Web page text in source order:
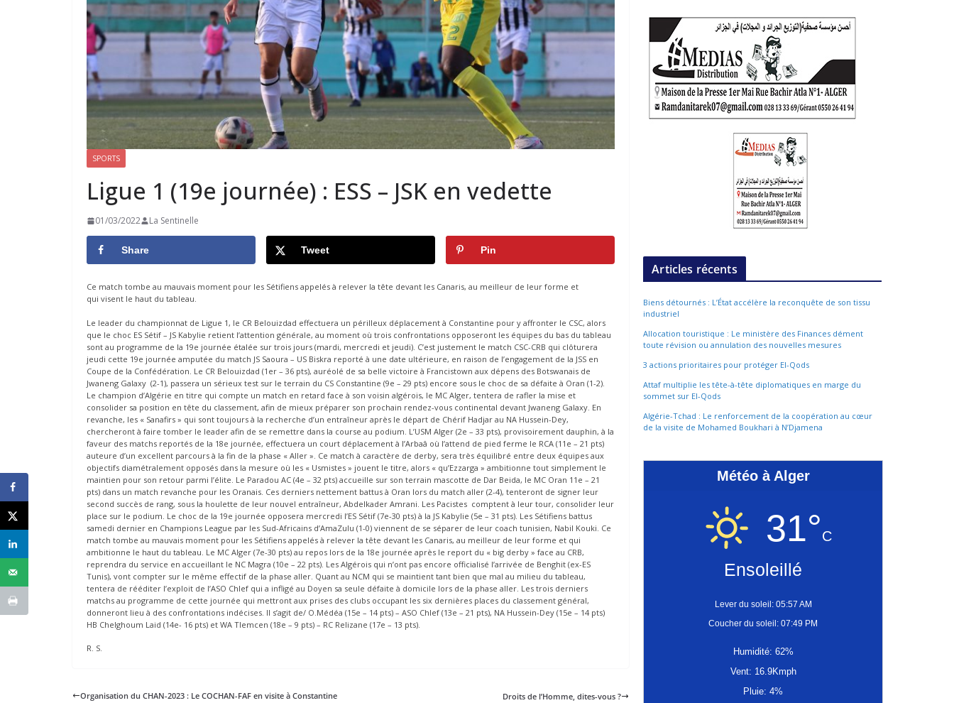
SPORTS
Ligue 1 (19e journée) : ESS – JSK en vedette
01/03/2022 La Sentinelle
Share Tweet Pin
Ce match tombe au mauvais moment pour les Sétifiens appelés à relever la tête devant les Canaris, au meilleur de leur forme et
qui visent le haut du tableau.
Le leader du championnat de Ligue 1, le CR Belouizdad effectuera un périlleux déplacement à Constantine pour y affronter le CSC, alors
que le choc ES Sétif – JS Kabylie retient l’attention générale, au moment où trois confrontations opposeront les équipes du bas du tableau
sont au programme de la 19e journée étalée sur trois jours (mardi, mercredi et jeudi). C’est justement le match CSC-CRB qui clôturera
jeudi cette 19e journée amputée du match JS Saoura – US Biskra reporté à une date ultérieure, en raison de l’engagement de la JSS en
Coupe de la Confédération. Le CR Belouizdad (1er – 36 pts), auréolé de sa belle victoire à Francistown aux dépens des Botswanais de
Jwaneng Galaxy (2-1), passera un sérieux test sur le terrain du CS Constantine (9e – 29 pts) encore sous le choc de sa défaite à Oran (1-2).
Le champion d’Algérie en titre qui compte un match en retard face à son voisin algérois, le MC Alger, tentera de rafler la mise et
consolider sa position en tête du classement, afin de mieux préparer son prochain rendez-vous continental devant Jwaneng Galaxy. En
revanche, les « Sanafirs » qui sont toujours à la recherche d’un entraîneur après le départ de Chérif Hadjar au NA Hussein-Dey,
chercheront à faire tomber le leader afin de se remettre dans la course au podium. L’USM Alger (2e – 33 pts), provisoirement dauphin, à la
faveur des matchs reportés de la 18e journée, effectuera un court déplacement à l’Arbaâ où l’attend de pied ferme le RCA (11e – 21 pts)
auteure d’un excellent parcours à la fin de la phase « Aller ». Ce match à caractère de derby, sera très équilibré entre deux équipes aux
objectifs diamétralement opposés dans la mesure où les « Usmistes » jouent le titre, alors « qu’Ezzarga » ambitionne tout simplement le
maintien pour son retour parmi l’élite. Le Paradou AC (4e – 32 pts) accueille sur son terrain mascotte de Dar Beida, le MC Oran 11e – 21
pts) dans un match revanche pour les Oranais. Ces derniers nettement battus à Oran lors du match aller (2-4), tenteront de signer leur
second succès de rang, sous la houlette de leur nouvel entraîneur, Abdelkader Amrani. Les Pacistes comptent à leur tour, consolider leur
place sur le podium. Le choc de la 19e journée opposera mercredi l’ES Sétif (7e-30 pts) à la JS Kabylie (5e – 31 pts). Les Sétifiens battus
samedi dernier en Champions League par les Sud-Africains d’AmaZulu (1-0) viennent de se séparer de leur coach tunisien, Nabil Kouki. Ce
match tombe au mauvais moment pour les Sétifiens appelés à relever la tête devant les Canaris, au meilleur de leur forme et qui
ambitionne le haut du tableau. Le MC Alger (7e-30 pts) au repos lors de la 18e journée après le report du « big derby » face au CRB,
reprendra du service en accueillant le NC Magra (10e – 22 pts). Les Algérois qui n’ont pas encore officialisé l’arrivée de Benghit (ex-ES
Tunis), vont compter sur le même effectif de la phase aller. Quant au NCM qui se maintient tant bien que mal au milieu du tableau,
tentera de rééditer l’exploit de l’ASO Chlef qui a infligé au Doyen sa seule défaite à domicile lors de la phase aller. Les trois derniers
matchs au programme de cette journée qui mettront aux prises des clubs occupant les six dernières places du classement général,
donneront lieu à des confrontations indécises. Il s’agit de/ O.Médéa (15e – 14 pts) – ASO Chlef (13e – 21 pts), NA Hussein-Dey (15e – 14 pts)
HB Chelghoum Laid (14e- 16 pts) et WA Tlemcen (18e – 9 pts) – RC Relizane (17e – 13 pts).
R. S.
Organisation du CHAN-2023 : Le COCHAN-FAF en visite à Constantine Droits de l’Homme, dites-vous ?
Articles récents
Biens détournés : L’État accélère la reconquête de son tissu
industriel
Allocation touristique : Le ministère des Finances dément
toute révision ou annulation des nouvelles mesures
3 actions prioritaires pour protéger El-Qods
Attaf multiplie les tête-à-tête diplomatiques en marge du
sommet sur El-Qods
Algérie-Tchad : Le renforcement de la coopération au cœur
de la visite de Mohamed Boukhari à N’Djamena
Météo à Alger
31°C
Ensoleillé
Lever du soleil: 05:57 AM
Coucher du soleil: 07:49 PM
Humidité: 62%
Vent: 16.9Kmph
Pluie: 4%